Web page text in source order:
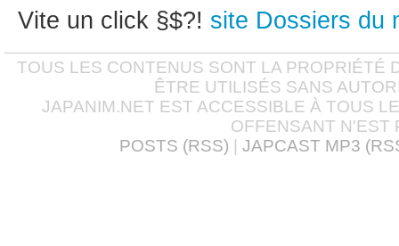
Vite un click §$?! site Dossiers du
TOUS LES CONTENUS SONT LA PROPRIÉTÉ
ÊTRE UTILISÉS SANS
JAPANIM.NET EST ACCESSIBLE À TOUS
OFFENSANT N'EST
POSTS (RSS)
JAPCAST MP3